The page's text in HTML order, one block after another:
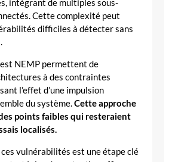
intégrant de multiples sous-
Cette complexité peut
difficiles à détecter sans
NEMP permettent de
à des contraintes
l’effet d’une impulsion
du système.Cette approche
points faibles qui resteraient
localisés.
vulnérabilités est une étape clé